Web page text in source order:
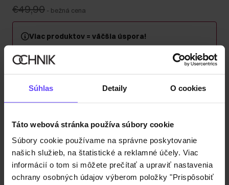
Súhlas Detaily O cookies
Táto webová stránka používa súbory cookie
Súbory cookie používame na správne poskytovanie
našich služieb, na štatistické a reklamné účely. Viac
informácií o tom si môžete prečítať a upraviť nastavenia
ochrany osobných údajov výberom položky "Prispôsobiť
€49,90 - bežná cena
Viac produktov = väčšia úspora!
Kúpte si minimálne 2 kusy z kategórie kabeliek, kufrov
alebo cestovných kozmetických taštičiek a získajte 30
% zľavu na druhý a každý ďalší kus! Kombinujte
ľubovoľne – zľava sa automaticky započítava v košíku.
Popis produktu
Detaily